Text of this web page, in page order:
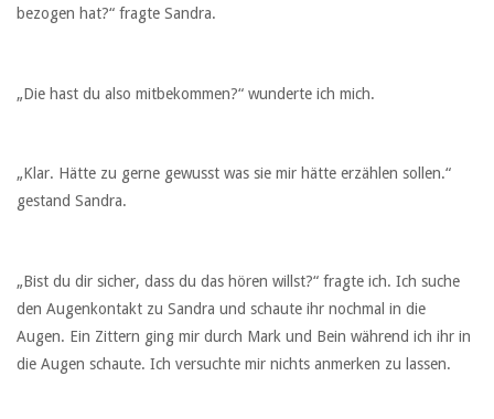
bezogen hat?“ fragte Sandra.
„Die hast du also mitbekommen?“ wunderte ich mich.
„Klar. Hätte zu gerne gewusst was sie mir hätte erzählen sollen.“
gestand Sandra.
„Bist du dir sicher, dass du das hören willst?“ fragte ich. Ich suche
den Augenkontakt zu Sandra und schaute ihr nochmal in die
Augen. Ein Zittern ging mir durch Mark und Bein während ich ihr in
die Augen schaute. Ich versuchte mir nichts anmerken zu lassen.